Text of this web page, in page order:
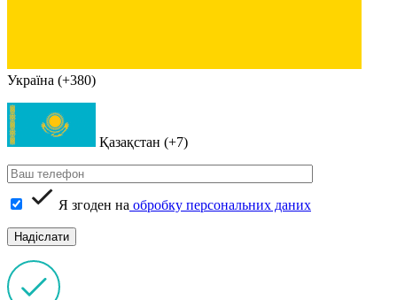
Україна (+380)
Қазақстан (+7)
Я згоден на обробку персональних даних